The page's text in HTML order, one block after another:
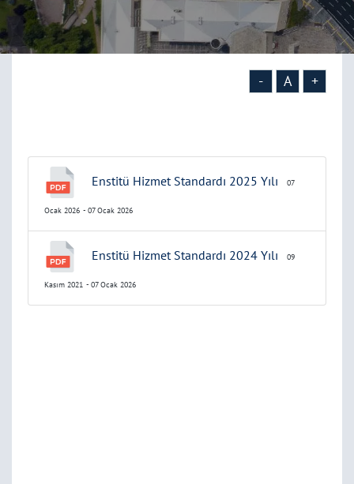
- A +
Enstitü Hizmet Standardı 2025 Yılı 07
Ocak 2026 - 07 Ocak 2026
Enstitü Hizmet Standardı 2024 Yılı 09
Kasım 2021 - 07 Ocak 2026